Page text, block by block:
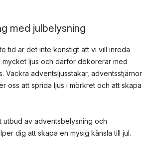
med julbelysning
tid är det inte konstigt att vi vill inreda
mycket ljus och därför dekorerar med
Vackra adventsljusstakar, adventsstjärnor
oss att sprida ljus i mörkret och att skapa
utbud av adventsbelysning och
dig att skapa en mysig känsla till jul.